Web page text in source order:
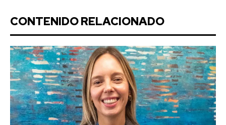
CONTENIDO RELACIONADO